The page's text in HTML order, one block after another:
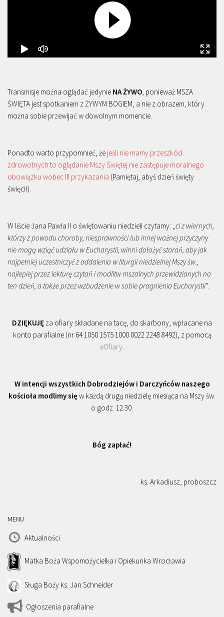
Transmisje można oglądać jedynie NA ŻYWO, ponieważ MSZA
ŚWIĘTA jest spotkaniem z ŻYWYM BOGIEM, a nie z obrazem, który
można sobie przewijać w dowolnym momencie.
Ponadto warto przypomnieć, że jeśli nie mamy przeszkód
zdrowotnych to oglądanie Mszy Świętej nie zastępuje moralnego
obowiązku wobec III przykazania (Pamiętaj, abyś dzień święty
święcił).
W liście Jana Pawła II o świętowaniu niedzieli czytamy: „ci z wiernych,
którzy z powodu choroby, niesprawności lub innej ważnej przyczyny
nie mogą wziąć udziału w Eucharystii, winni dołożyć starań, aby jak
najpełniej uczestniczyć z oddalenia w liturgii niedzielnej Mszy św.,
najlepiej przez lekturę czytań i modlitw mszalnych przewidzianych na
ten dzień, a także przez wzbudzenie w sobie pragnienia Eucharystii”.
DZIĘKUJĘ za ofiary składane na tacę, do skarbony, wpłacane na
konto parafialne (nr 64 1050 1575 1000 0022 2248 8492), z pomocą
eOfiary.
W intencji wszystkich Dobrodziejów i Darczyńców naszego
kościoła modlimy się w każdą drugą niedzielę miesiąca na Mszy św.
o godz. 12.30.
Bóg zapłać!
ks. Arkadiusz, proboszcz
MENU
Aktualności
Matka Boża Wspomożycielka i Opiekunka Wrocławia
Sługa Boży ks. Jan Schneider
Ogłoszenia parafialne